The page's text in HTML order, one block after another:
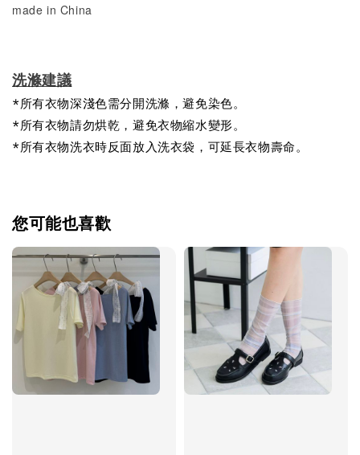
made in China
洗滌建議
*所有衣物深淺色需分開洗滌，避免染色。
*所有衣物請勿烘乾，避免衣物縮水變形。
*所有衣物洗衣時反面放入洗衣袋，可延長衣物壽命。
您可能也喜歡